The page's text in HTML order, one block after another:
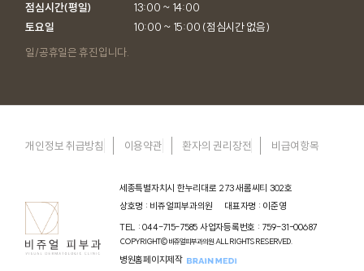
점심시간(평일)
토요일
13:00 ~ 14:00
10:00 ~ 15:00 (점심시간 없음)
일/공휴일은 휴진입니다.
개인정보 취급방침 이용약관 환자의 권리장전 비급여항목
세종특별자치시 한누리대로 273 새롬씨티 302호
상호명 : 비쥬얼피부과의원
대표자명 : 이준영
TEL : 044-715-7585 사업자등록번호 : 759-31-00687
COPYRIGHT© 비쥬얼피부과의원. ALL RIGHTS RESERVED.
병원홈페이지제작